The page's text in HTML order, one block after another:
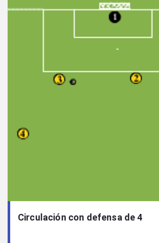
Circulación con defensa de 4